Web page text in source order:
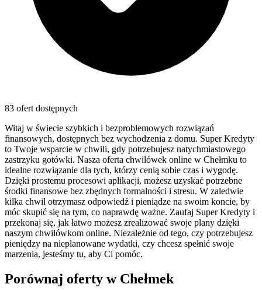
83 ofert dostępnych
Witaj w świecie szybkich i bezproblemowych rozwiązań
finansowych, dostępnych bez wychodzenia z domu. Super Kredyty
to Twoje wsparcie w chwili, gdy potrzebujesz natychmiastowego
zastrzyku gotówki. Nasza oferta chwilówek online w Chełmku to
idealne rozwiązanie dla tych, którzy cenią sobie czas i wygodę.
Dzięki prostemu procesowi aplikacji, możesz uzyskać potrzebne
środki finansowe bez zbędnych formalności i stresu. W zaledwie
kilka chwil otrzymasz odpowiedź i pieniądze na swoim koncie, by
móc skupić się na tym, co naprawdę ważne. Zaufaj Super Kredyty i
przekonaj się, jak łatwo możesz zrealizować swoje plany dzięki
naszym chwilówkom online. Niezależnie od tego, czy potrzebujesz
pieniędzy na nieplanowane wydatki, czy chcesz spełnić swoje
marzenia, jesteśmy tu, aby Ci pomóc.
Porównaj oferty w Chełmek